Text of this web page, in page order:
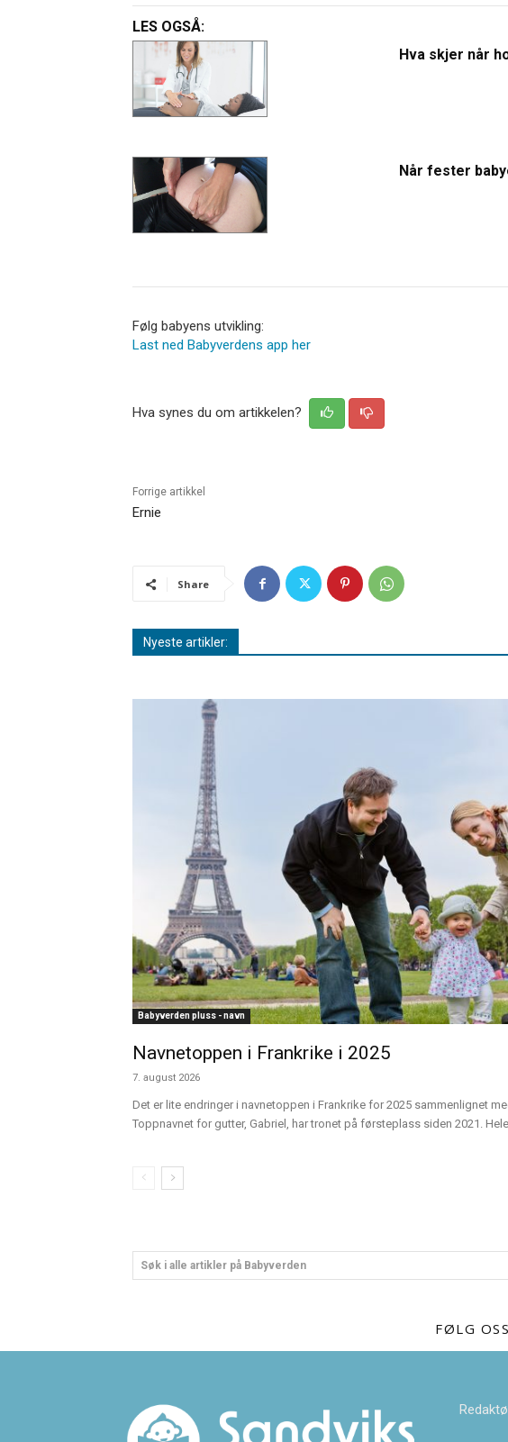
LES OGSÅ:
Hva skjer når
Når fester
Følg babyens utvikling:
Last ned Babyverdens app her
Hva synes du om artikkelen?
Forrige artikkel
Ernie
Share
Nyeste artikler:
Babyverden pluss - navn
Navnetoppen i Frankrike i 2025
7. august 2026
Det er lite endringer i navnetoppen i Frankrike for 2025 sammenlignet
Toppnavnet for gutter, Gabriel, har tronet på førsteplass siden 2021.
Søk i alle artikler på Babyverden
FØLG